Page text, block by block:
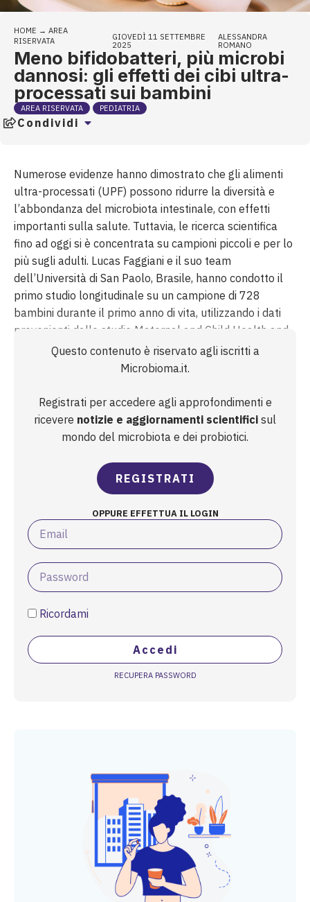
HOME → AREA
RISERVATA
GIOVEDÌ 11 SETTEMBRE
2025
ALESSANDRA
ROMANO
Meno bifidobatteri, più microbi
dannosi: gli effetti dei cibi ultra-
processati sui bambini
AREA RISERVATA PEDIATRIA
Condividi
Numerose evidenze hanno dimostrato che gli alimenti
ultra-processati (UPF) possono ridurre la diversità e
l’abbondanza del microbiota intestinale, con effetti
importanti sulla salute. Tuttavia, le ricerca scientifica
fino ad oggi si è concentrata su campioni piccoli e per lo
più sugli adulti. Lucas Faggiani e il suo team
dell’Università di San Paolo, Brasile, hanno condotto il
primo studio longitudinale su un campione di 728
bambini durante il primo anno di vita, utilizzando i dati
provenienti dallo studio Maternal and Child Health and
Nutrition in Acre, Brazil (MINAeBrazil Study).
L’esposizione precoce al consumo di UPF ha ridotto la
Questo contenuto è riservato agli iscritti a
Microbioma.it.
Registrati per accedere agli approfondimenti e
ricevere notizie e aggiornamenti scientifici sul
mondo del microbiota e dei probiotici.
REGISTRATI
OPPURE EFFETTUA IL LOGIN
Ricordami
Accedi
RECUPERA PASSWORD